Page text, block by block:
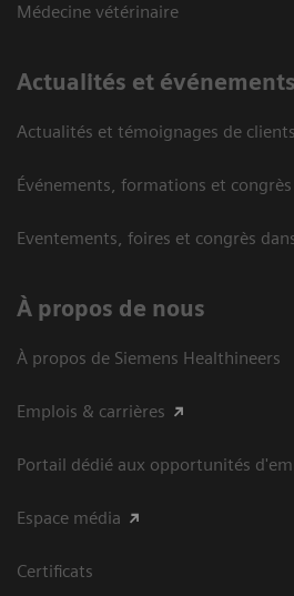
Médecine vétérinaire
Actualités et événements
Actualités et témoignages de clients
Événements, formations et congrès
Eventements, foires et congrès
À propos de nous
À propos de Siemens Healthineers
Emplois & carrières
Portail dédié aux opportunités
Espace média
Certificats